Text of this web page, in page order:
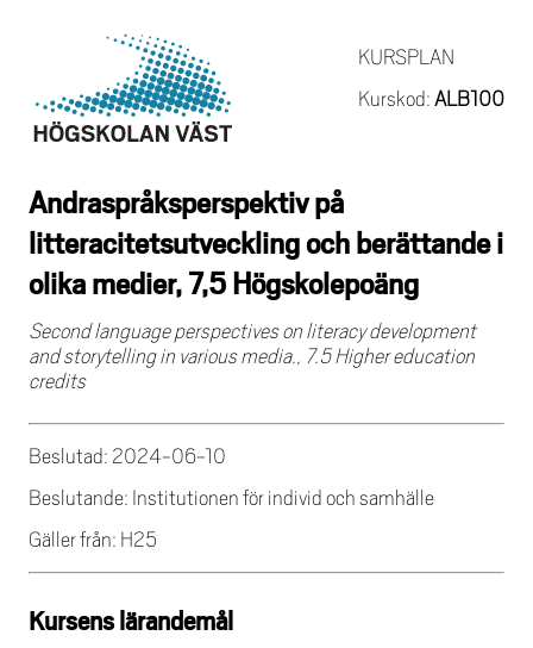
KURSPLAN
Kurskod: ALB100
Andraspråksperspektiv på
litteracitetsutveckling och berättande i
olika medier, 7,5 Högskolepoäng
Second language perspectives on literacy development
and storytelling in various media., 7.5 Higher education
credits
Beslutad: 2024-06-10
Beslutande: Institutionen för individ och samhälle
Gäller från: H25
Kursens lärandemål